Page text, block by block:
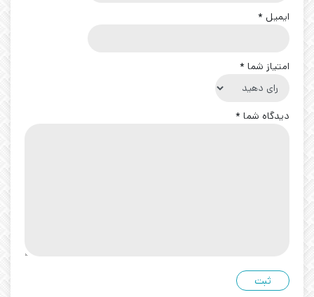
ایمیل *
امتیاز شما *
دیدگاه شما *